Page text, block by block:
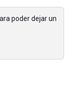
poder dejar un